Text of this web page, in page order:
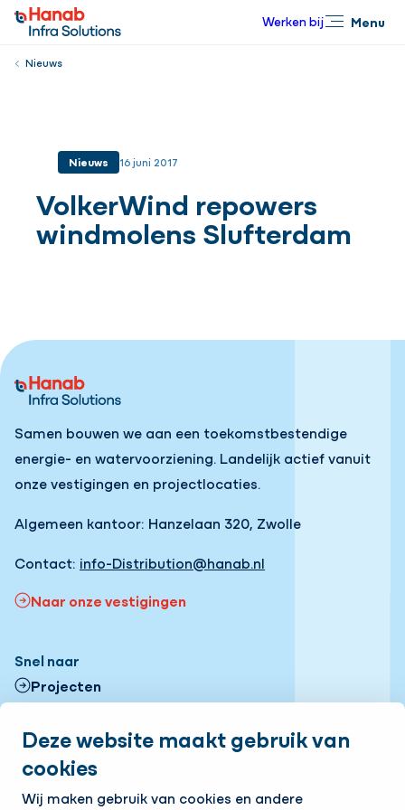
Deze website maakt gebruik van
cookies
Wij maken gebruik van cookies en andere
Werken bij Menu
Nieuws
Nieuws 16 juni 2017
VolkerWind repowers
windmolens Slufterdam
Samen bouwen we aan een toekomstbestendige
energie- en watervoorziening. Landelijk actief vanuit
onze vestigingen en projectlocaties.
Algemeen kantoor: Hanzelaan 320, Zwolle
Contact: info-Distribution@hanab.nl
Naar onze vestigingen
Snel naar
Projecten
Onze vestigingen
Volg ons
Sluiten